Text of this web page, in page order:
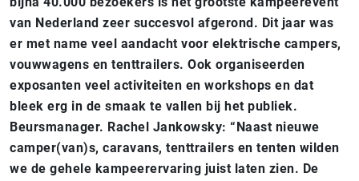
van Nederland zeer succesvol afgerond. Dit jaar was
er met name veel aandacht voor elektrische campers,
vouwwagens en tenttrailers. Ook organiseerden
exposanten veel activiteiten en workshops en dat
bleek erg in de smaak te vallen bij het publiek.
Beursmanager. Rachel Jankowsky: “Naast nieuwe
camper(van)s, caravans, tenttrailers en tenten wilden
we de gehele kampeerervaring juist laten zien. De